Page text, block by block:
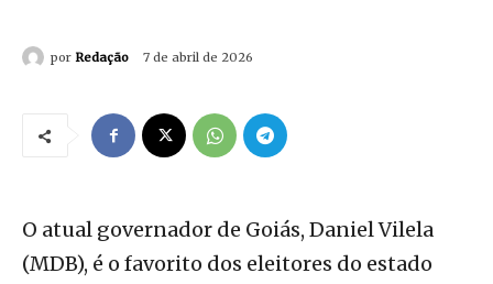
por Redação 7 de abril de 2026
O atual governador de Goiás, Daniel Vilela
(MDB), é o favorito dos eleitores do estado